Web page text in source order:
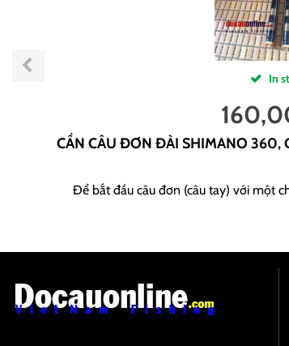
In
CẦN CÂU ĐƠN ĐÀI SHIMANO 360,
Để bắt đầu câu đơn (câu tay) với một